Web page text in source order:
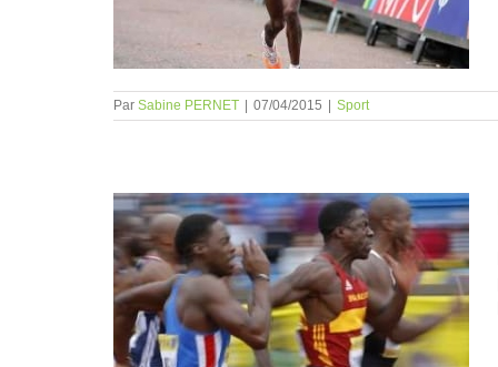
Par Sabine PERNET 07/04/2015 Sport